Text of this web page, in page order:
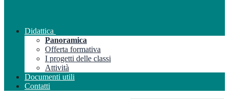
Didattica
Panoramica
Offerta formativa
I progetti delle classi
Attività
Documenti utili
Contatti